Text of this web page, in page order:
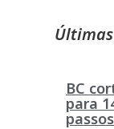
BC
para